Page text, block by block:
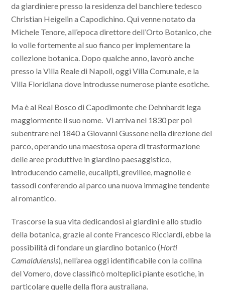
da giardiniere presso la residenza del banchiere tedesco
Christian Heigelin a Capodichino. Qui venne notato da
Michele Tenore, all’epoca direttore dell’Orto Botanico, che
lo volle fortemente al suo fianco per implementare la
collezione botanica. Dopo qualche anno, lavorò anche
presso la Villa Reale di Napoli, oggi Villa Comunale, e la
Villa Floridiana dove introdusse numerose piante esotiche.
Ma è al Real Bosco di Capodimonte che Dehnhardt lega
maggiormente il suo nome. Vi arriva nel 1830 per poi
subentrare nel 1840 a Giovanni Gussone nella direzione del
parco, operando una maestosa opera di trasformazione
delle aree produttive in giardino paesaggistico,
introducendo camelie, eucalipti, grevillee, magnolie e
tassodi conferendo al parco una nuova immagine tendente
al romantico.
Trascorse la sua vita dedicandosi ai giardini e allo studio
della botanica, grazie al conte Francesco Ricciardi, ebbe la
possibilità di fondare un giardino botanico (Horti
Camaldulensis), nell’area oggi identificabile con la collina
del Vomero, dove classificò molteplici piante esotiche, in
particolare quelle della flora australiana.